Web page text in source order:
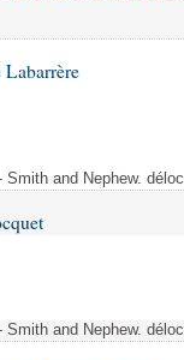
and Nephew.
and Nephew.